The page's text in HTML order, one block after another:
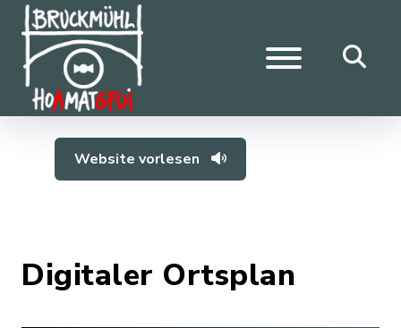
Website vorlesen
Digitaler Ortsplan